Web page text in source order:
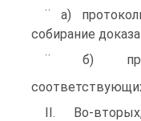
¨ а)
собирание
¨ б)
II. Во-